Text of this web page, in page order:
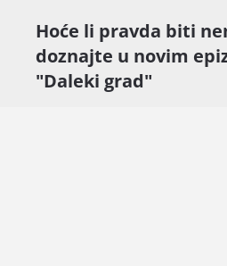
Hoće li pravda biti
doznajte u novim
"Daleki grad"